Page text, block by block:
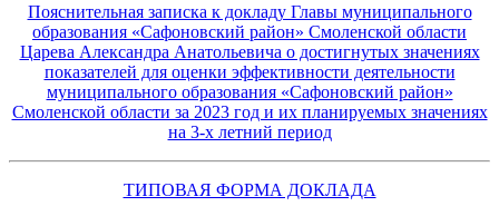
Пояснительная записка к докладу Главы муниципального
образования «Сафоновский район» Смоленской области
Царева Александра Анатольевича о достигнутых значениях
показателей для оценки эффективности деятельности
муниципального образования «Сафоновский район»
Смоленской области за 2023 год и их планируемых значениях
на 3-х летний период
ТИПОВАЯ ФОРМА ДОКЛАДА